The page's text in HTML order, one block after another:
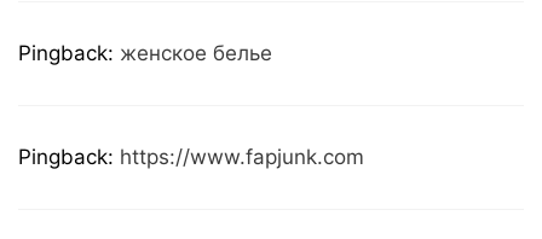
Pingback: женское белье
Pingback: https://www.fapjunk.com